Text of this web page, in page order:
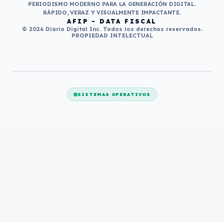
PERIODISMO MODERNO PARA LA GENERACIÓN DIGITAL.
RÁPIDO, VERAZ Y VISUALMENTE IMPACTANTE.
AFIP - DATA FISCAL
© 2026 Diario Digital Inc. Todos los derechos reservados.
PROPIEDAD INTELECTUAL
SISTEMAS OPERATIVOS